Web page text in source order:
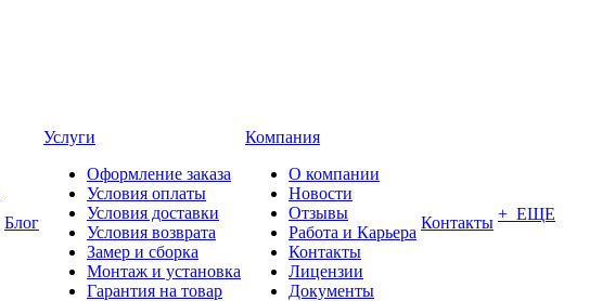
Блог
Услуги
Оформление заказа
Условия оплаты
Условия доставки
Условия возврата
Замер и сборка
Монтаж и установка
Гарантия на товар
Компания
О компании
Новости
Отзывы
Работа и Карьера
Контакты
Лицензии
Документы
Контакты + ЕЩЕ